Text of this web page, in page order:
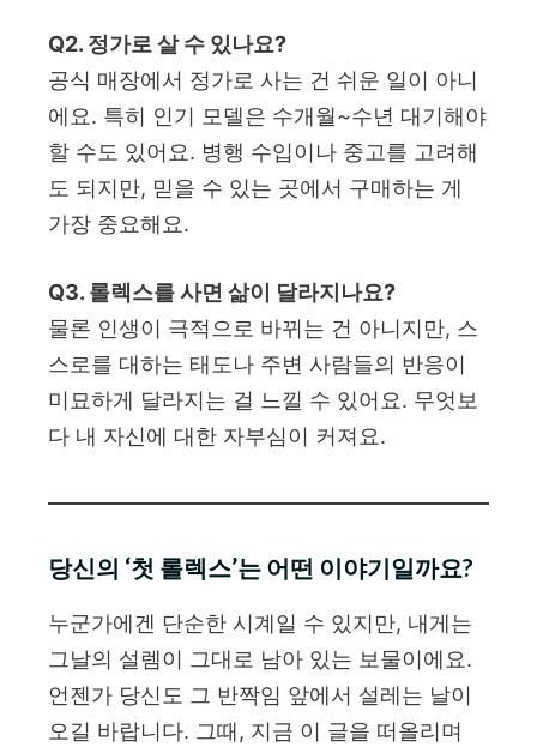
Q2. 정가로 살 수 있나요?
공식 매장에서 정가로 사는 건 쉬운 일이 아니
에요. 특히 인기 모델은 수개월~수년 대기해야
할 수도 있어요. 병행 수입이나 중고를 고려해
도 되지만, 믿을 수 있는 곳에서 구매하는 게
가장 중요해요.
Q3. 롤렉스를 사면 삶이 달라지나요?
물론 인생이 극적으로 바뀌는 건 아니지만, 스
스로를 대하는 태도나 주변 사람들의 반응이
미묘하게 달라지는 걸 느낄 수 있어요. 무엇보
다 내 자신에 대한 자부심이 커져요.
당신의 ‘첫 롤렉스’는 어떤 이야기일까요?
누군가에겐 단순한 시계일 수 있지만, 내게는
그날의 설렘이 그대로 남아 있는 보물이에요.
언젠가 당신도 그 반짝임 앞에서 설레는 날이
오길 바랍니다. 그때, 지금 이 글을 떠올리며